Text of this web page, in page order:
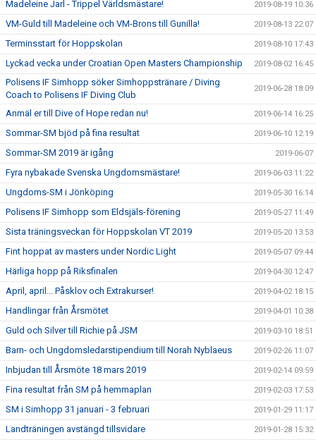
Madeleine Jarl - Trippel Världsmästare! 2019-08-19 10:36
VM-Guld till Madeleine och VM-Brons till Gunilla! 2019-08-13 22:07
Terminsstart för Hoppskolan 2019-08-10 17:43
Lyckad vecka under Croatian Open Masters Championship 2019-08-02 16:45
Polisens IF Simhopp söker Simhoppstränare / Diving
Coach to Polisens IF Diving Club
2019-06-28 18:09
Anmäl er till Dive of Hope redan nu! 2019-06-14 16:25
Sommar-SM bjöd på fina resultat 2019-06-10 12:19
Sommar-SM 2019 är igång 2019-06-07
Fyra nybakade Svenska Ungdomsmästare! 2019-06-03 11:22
Ungdoms-SM i Jönköping 2019-05-30 16:14
Polisens IF Simhopp som Eldsjäls-förening 2019-05-27 11:49
Sista träningsveckan för Hoppskolan VT 2019 2019-05-20 13:53
Fint hoppat av masters under Nordic Light 2019-05-07 09:44
Härliga hopp på Riksfinalen 2019-04-30 12:47
April, april... Påsklov och Extrakurser! 2019-04-02 18:15
Handlingar från Årsmötet 2019-04-01 10:38
Guld och Silver till Richie på JSM 2019-03-10 18:51
Barn- och Ungdomsledarstipendium till Norah Nyblaeus 2019-02-26 11:07
Inbjudan till Årsmöte 18 mars 2019 2019-02-14 09:59
Fina resultat från SM på hemmaplan 2019-02-03 17:53
SM i Simhopp 31 januari - 3 februari 2019-01-29 11:17
Landträningen avstängd tillsvidare 2019-01-28 15:32